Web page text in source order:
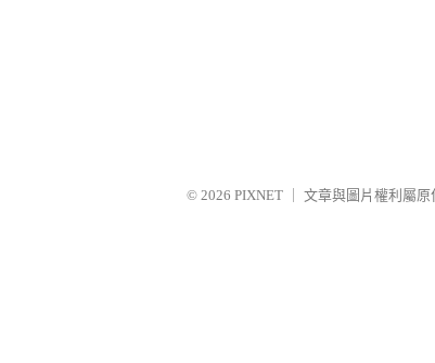
© 2026 PIXNET 文章與圖片權利屬原